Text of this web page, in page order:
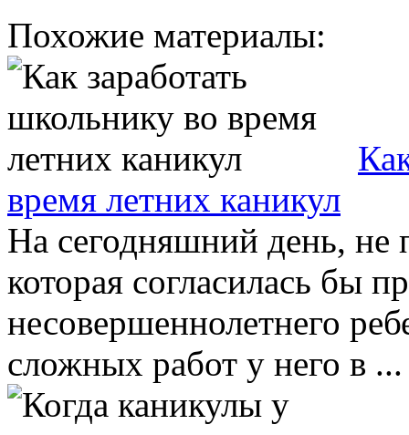
Похожие материалы:
время летних каникул
На сегодняшний день, не
которая согласилась бы
несовершеннолетнего
сложных работ у него в ...